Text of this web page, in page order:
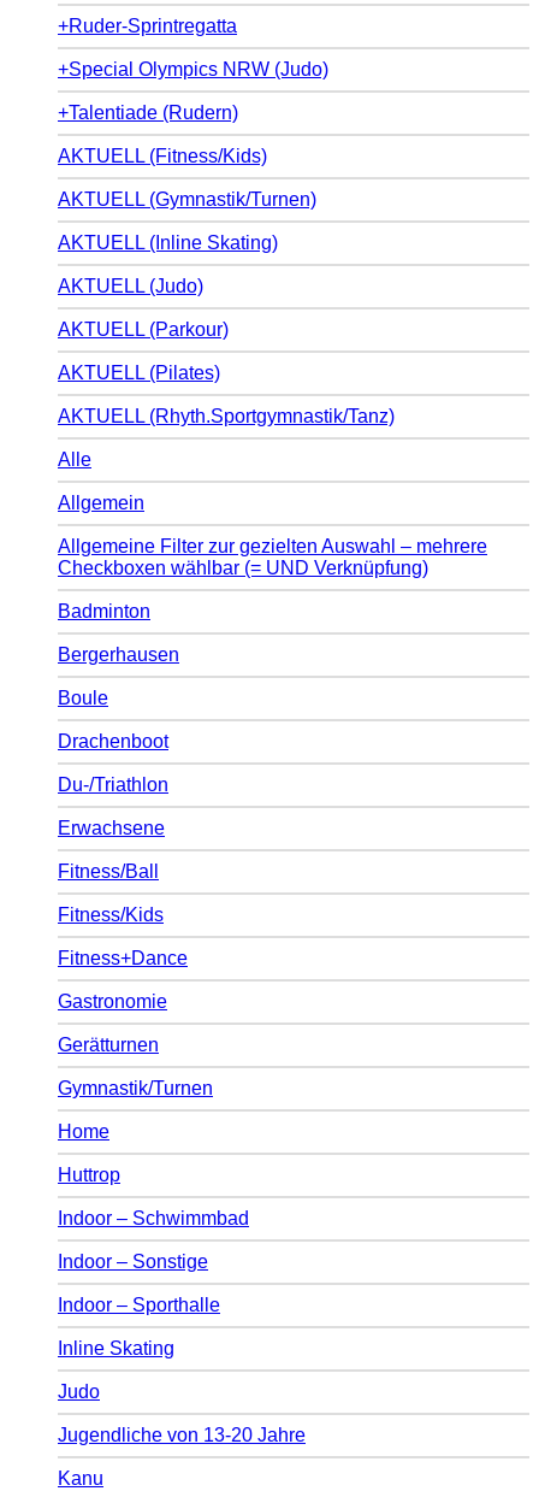
+Ruder-Sprintregatta
+Special Olympics NRW (Judo)
+Talentiade (Rudern)
AKTUELL (Fitness/Kids)
AKTUELL (Gymnastik/Turnen)
AKTUELL (Inline Skating)
AKTUELL (Judo)
AKTUELL (Parkour)
AKTUELL (Pilates)
AKTUELL (Rhyth.Sportgymnastik/Tanz)
Alle
Allgemein
Allgemeine Filter zur gezielten Auswahl – mehrere
Checkboxen wählbar (= UND Verknüpfung)
Badminton
Bergerhausen
Boule
Drachenboot
Du-/Triathlon
Erwachsene
Fitness/Ball
Fitness/Kids
Fitness+Dance
Gastronomie
Gerätturnen
Gymnastik/Turnen
Home
Huttrop
Indoor – Schwimmbad
Indoor – Sonstige
Indoor – Sporthalle
Inline Skating
Judo
Jugendliche von 13-20 Jahre
Kanu